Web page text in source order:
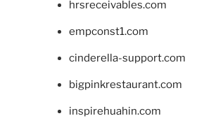
hrsreceivables.com
empconst1.com
cinderella-support.com
bigpinkrestaurant.com
inspirehuahin.com